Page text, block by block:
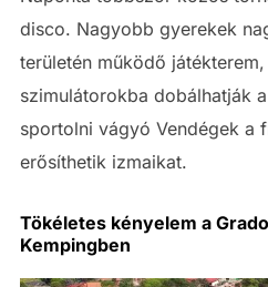
disco. Nagyobb gyerekek
területén működő
szimulátorokba dobálhatják
sportolni vágyó Vendégek a
erősíthetik izmaikat.
Tökéletes kényelem a
Kempingben